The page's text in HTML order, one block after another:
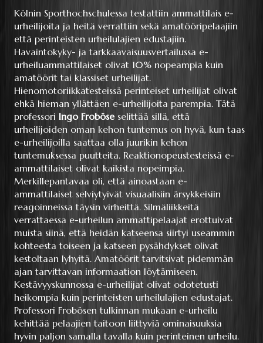
Kölnin Sporthochschulessa testattiin ammattilais e-
urheilijoita ja heitä verrattiin sekä amatööripelaajiin
että perinteisten urheilulajien edustajiin.
Havaintokyky- ja tarkkaavaisuusvertailussa e-
urheiluammattilaiset olivat 10% nopeampia kuin
amatöörit tai klassiset urheilijat.
Hienomotoriikkatesteissä perinteiset urheilijat olivat
ehkä hieman yllättäen e-urheilijoita parempia. Tätä
professori Ingo Froböse selittää sillä, että
urheilijoiden oman kehon tuntemus on hyvä, kun taas
e-urheilijoilla saattaa olla juurikin kehon
tuntemuksessa puutteita. Reaktionopeustesteissä e-
ammattilaiset olivat kaikista nopeimpia.
Merkillepantavaa oli, että ainoastaan e-
ammattilaiset selviytyivät visuaalisiin ärsykkeisiin
reagoinneissa täysin virheittä. Silmäliikkeitä
verrattaessa e-urheilun ammattipelaajat erottuivat
muista siinä, että heidän katseensa siirtyi useammin
kohteesta toiseen ja katseen pysähdykset olivat
kestoltaan lyhyitä. Amatöörit tarvitsivat pidemmän
ajan tarvittavan informaation löytämiseen.
Kestävyyskunnossa e-urheilijat olivat odotetusti
heikompia kuin perinteisten urheilulajien edustajat.
Professori Frobösen tulkinnan mukaan e-urheilu
kehittää pelaajien taitoon liittyviä ominaisuuksia
hyvin paljon samalla tavalla kuin perinteinen urheilu.